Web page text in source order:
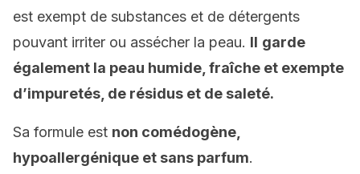
est exempt de substances et de détergents
pouvant irriter ou assécher la peau. Il garde
également la peau humide, fraîche et exempte
d’impuretés, de résidus et de saleté.
Sa formule est non comédogène,
hypoallergénique et sans parfum.